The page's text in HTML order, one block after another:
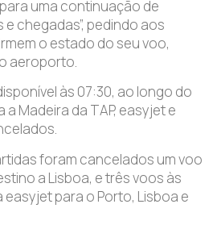
uma continuação de
chegadas”, pedindo aos
o estado do seu voo,
aeroporto.
às 07:30, ao longo do
a Madeira da TAP, easyjet e
foram cancelados um voo
a Lisboa, e três voos às
easyjet para o Porto, Lisboa e